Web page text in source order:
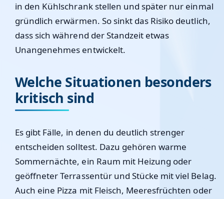
in den Kühlschrank stellen und später nur einmal
gründlich erwärmen. So sinkt das Risiko deutlich,
dass sich während der Standzeit etwas
Unangenehmes entwickelt.
Welche Situationen besonders
kritisch sind
Es gibt Fälle, in denen du deutlich strenger
entscheiden solltest. Dazu gehören warme
Sommernächte, ein Raum mit Heizung oder
geöffneter Terrassentür und Stücke mit viel Belag.
Auch eine Pizza mit Fleisch, Meeresfrüchten oder